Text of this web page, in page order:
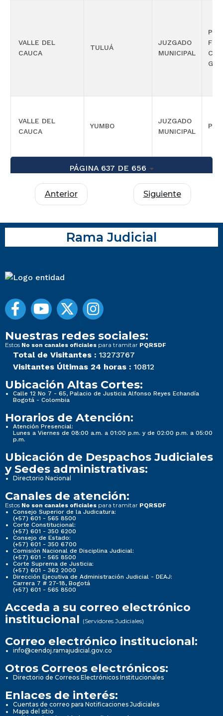
VALLE DEL
CAUCA
TULUÁ
JUZGADO
MUNICIPAL
VALLE DEL
CAUCA
YUMBO
JUZGADO
MUNICIPAL
PÁGINA 637 DE 656
Anterior Siguiente
Rama Judicial
Nuestras redes sociales:
Estos No son canales oficiales para tramitar PQRSDF
Total de Visitantes : 13273767
Visitantes Últimas 24 horas : 10812
Ubicación Altas Cortes:
Calle 12 No 7 - 65, Palacio de Justicia Alfonso Reyes Echandía
Bogotá - Colombia
Horarios de Atención:
Atención Presencial:
Lunes a Viernes de 08:00 a.m. a 01:00 p.m. y de 02:00 p.m. a 05:00
p.m.
Ubicación de Despachos Judiciales
y Sedes administrativas:
Directorio Nacional
Canales de atención:
Estos No son canales oficiales para tramitar PQRSDF
Consejo Superior de la Judicatura:
(+57) 601 - 565 8500
Corte Constitucional:
(+57) 601 - 350 6200
Consejo de Estado:
(+57) 601 - 350 6700
Comisión Nacional de Disciplina Judicial:
(+57) 601 - 565 8500
Corte Suprema de Justicia:
(+57) 601 - 362 2000
Dirección Ejecutiva de Administración Judicial - DEAJ:
Carrera 7 # 27-18, Bogotá
(+57) 601 - 565 8500
Acceda a su correo electrónico
institucional (Servidores Judiciales)
Correo electrónico institucional:
info@cendoj.ramajudicial.gov.co
Otros Correos electrónicos:
Directorio de Correos Electrónicos Institucionales
Enlaces de interés:
Cuentas de correo para Notificaciones Judiciales
Mapa del sitio